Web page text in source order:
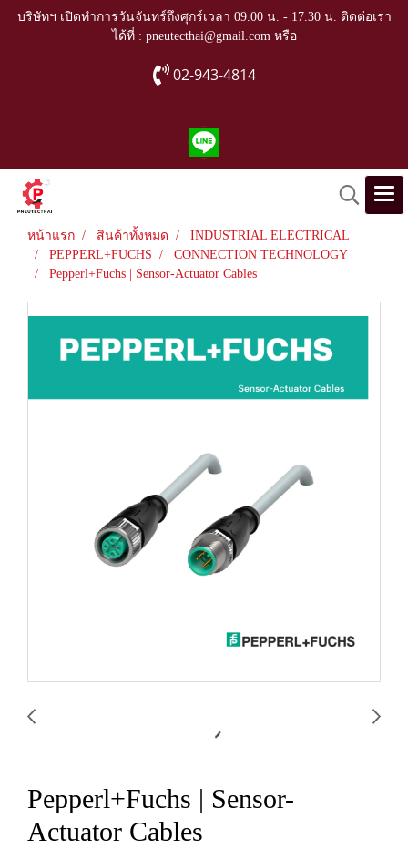
บริษัทฯ เปิดทำการวันจันทร์ถึงศุกร์เวลา 09.00 น. - 17.30 น. ติดต่อเรา
ได้ที่ : pneutecthai@gmail.com หรือ
02-943-4814
หน้าแรก สินค้าทั้งหมด
INDUSTRIAL ELECTRICAL
PEPPERL+FUCHS
CONNECTION TECHNOLOGY
Pepperl+Fuchs | Sensor-Actuator Cables
Pepperl+Fuchs | Sensor-
Actuator Cables